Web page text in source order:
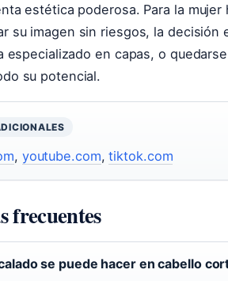
estética poderosa. Para la
su imagen sin riesgos, la decisión
especializado en capas, o
su potencial.
, youtube.com,tiktok.com
frecuentes
se puede hacer en cabello